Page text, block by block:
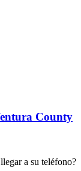
County
a su teléfono?